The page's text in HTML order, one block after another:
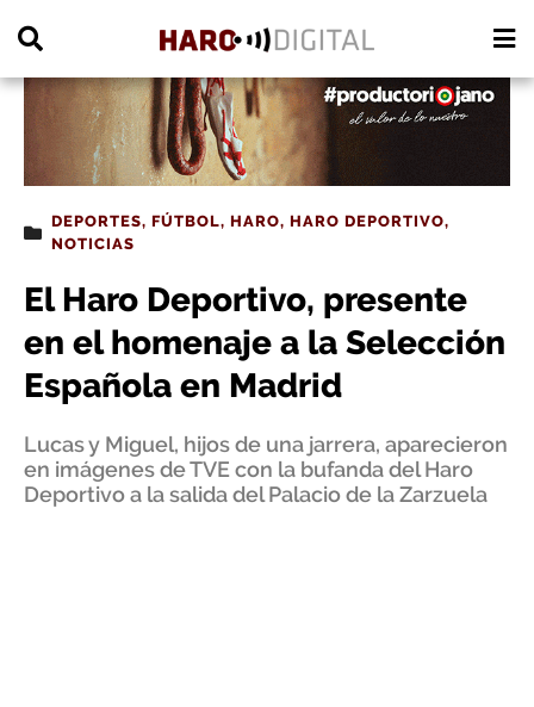
DEPORTES, FÚTBOL, HARO, HARO DEPORTIVO,
NOTICIAS
El Haro Deportivo, presente
en el homenaje a la Selección
Española en Madrid
Lucas y Miguel, hijos de una jarrera, aparecieron
en imágenes de TVE con la bufanda del Haro
Deportivo a la salida del Palacio de la Zarzuela